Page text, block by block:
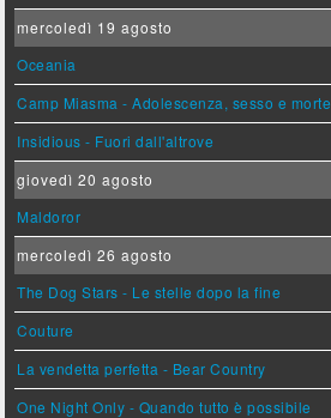
mercoledì 19 agosto
Oceania
Camp Miasma - Adolescenza, sesso e morte
Insidious - Fuori dall'altrove
giovedì 20 agosto
Maldoror
mercoledì 26 agosto
The Dog Stars - Le stelle dopo la fine
Couture
La vendetta perfetta - Bear Country
One Night Only - Quando tutto è possibile